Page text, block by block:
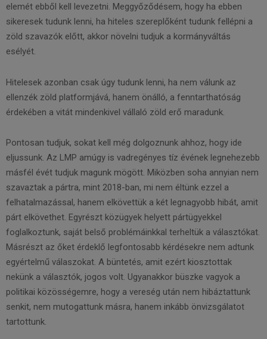
elemét ebből kell levezetni. Meggyőződésem, hogy ha ebben
sikeresek tudunk lenni, ha hiteles szereplőként tudunk fellépni a
zöld szavazók előtt, akkor növelni tudjuk a kormányváltás
esélyét.
Hitelesek azonban csak úgy tudunk lenni, ha nem válunk az
ellenzék zöld platformjává, hanem önálló, a fenntarthatóság
érdekében a vitát mindenkivel vállaló zöld erő maradunk.
Pontosan tudjuk, sokat kell még dolgoznunk ahhoz, hogy ide
eljussunk. Az LMP amúgy is vadregényes tíz évének legnehezebb
másfél évét tudjuk magunk mögött. Miközben soha annyian nem
szavaztak a pártra, mint 2018-ban, mi nem éltünk ezzel a
felhatalmazással, hanem elkövettük a két legnagyobb hibát, amit
párt elkövethet. Egyrészt közügyek helyett pártügyekkel
foglalkoztunk, saját belső problémáinkkal terheltük a választókat.
Másrészt az őket érdeklő legfontosabb kérdésekre nem adtunk
egyértelmű válaszokat. A büntetés, amit ezért kiosztottak
nekünk a választók, jogos volt. Ugyanakkor büszke vagyok a
politikai közösségemre, hogy a vereség után nem hibáztattunk
senkit, nem mutogattunk másra, hanem inkább önvizsgálatot
tartottunk.